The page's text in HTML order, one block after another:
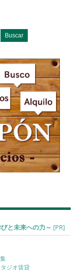
と未来への力～ [PR]
ジオ賃貸